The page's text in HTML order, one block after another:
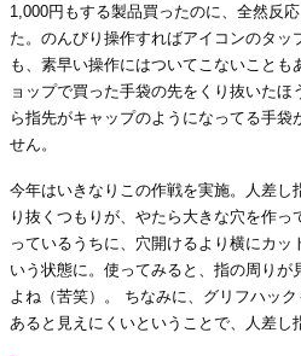
1,000円もする製品買ったのに、全然反
た。のんびり操作すればアイコンのタッ
も、素早い操作にはついてこないことも
ョップで買った手袋の先をくり抜いた
ら指先がキャップのようになってる手袋
せん。
今年はいきなりこの作戦を実施。人差し
り抜くつもりが、やたら大きな穴を作
っているうちに、穴開けるより横にカッ
いう状態に。使ってみると、指の周りが
よね（苦笑）。 ちなみに、グリフハッ
あると見えにくいということで、人差し